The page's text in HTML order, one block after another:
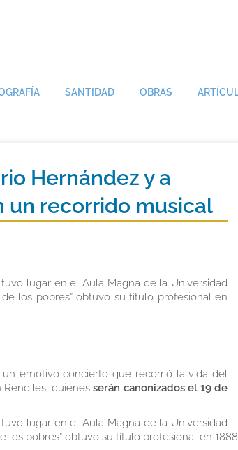
SANTIDAD OBRAS
Hernández y a
un recorrido musical
lugar en el Aula Magna de la Universidad
los pobres” obtuvo su título profesional en
emotivo concierto que recorrió la vida del
Rendiles, quienesserán canonizados el 19 de
lugar en el Aula Magna de la Universidad
los pobres” obtuvo su título profesional en